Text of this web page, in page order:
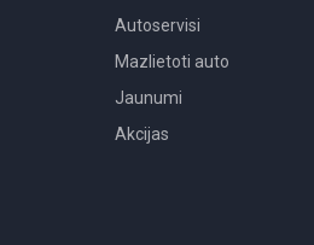
Autoservisi
Mazlietoti auto
Jaunumi
Akcijas